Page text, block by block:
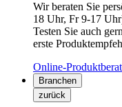
Wir beraten Sie
18 Uhr, Fr 9-17
Testen Sie auch
erste
Online-
Branchen
zurück